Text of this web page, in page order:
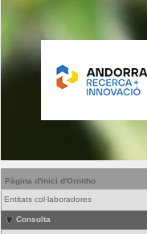
Pàgina d'inici d'Ornitho
Entitats col·laboradores
Consulta